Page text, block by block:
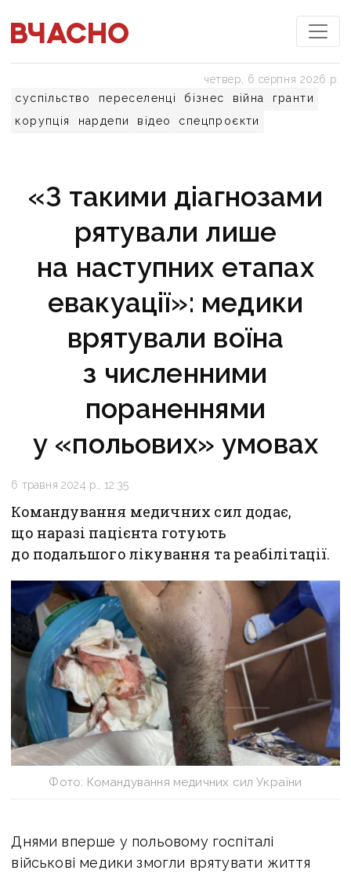
суспільство переселенці бізнес війна
гранти
корупція
нардепи відео спецпроєкти
четвер, 6 серпня 2026 р.
«З такими діагнозами
рятували лише
на наступних етапах
евакуації»: медики
врятували воїна
з численними
пораненнями
у «польових» умовах
6 травня 2024 р., 12:35
Командування медичних сил додає,
що наразі пацієнта готують
до подальшого лікування та реабілітації.
Фото: Командування медичних сил України
Днями вперше у польовому госпіталі
військові медики змогли врятувати життя